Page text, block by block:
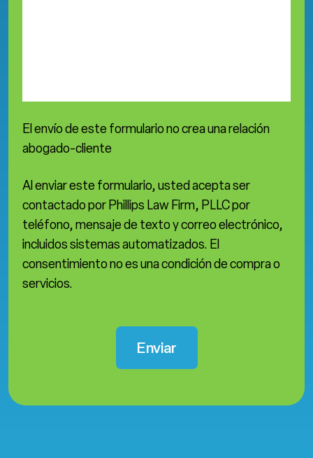
El envío de este formulario no crea una relación
abogado-cliente
Al enviar este formulario, usted acepta ser
contactado por Phillips Law Firm, PLLC por
teléfono, mensaje de texto y correo electrónico,
incluidos sistemas automatizados. El
consentimiento no es una condición de compra o
servicios.